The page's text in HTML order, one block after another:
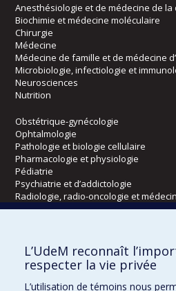
Anesthésiologie et de médecine de
Biochimie et médecine moléculaire
Chirurgie
Médecine
Médecine de famille et de médecine
Microbiologie, infectiologie et
Neurosciences
Nutrition
Obstétrique-gynécologie
Ophtalmologie
Pathologie et biologie cellulaire
Pharmacologie et physiologie
Pédiatrie
Psychiatrie et d’addictologie
Radiologie, radio-oncologie et
Écoles
Kinésiologie et des sciences de
Orthophonie et audiologie
Réadaptation
L’UdeM reconnaît
respecter la vie privée
L’utilisation de témoins nous